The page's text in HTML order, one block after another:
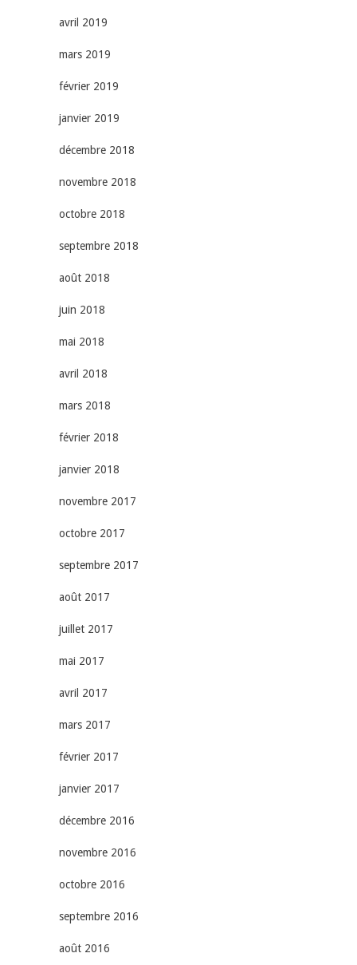
avril 2019
mars 2019
février 2019
janvier 2019
décembre 2018
novembre 2018
octobre 2018
septembre 2018
août 2018
juin 2018
mai 2018
avril 2018
mars 2018
février 2018
janvier 2018
novembre 2017
octobre 2017
septembre 2017
août 2017
juillet 2017
mai 2017
avril 2017
mars 2017
février 2017
janvier 2017
décembre 2016
novembre 2016
octobre 2016
septembre 2016
août 2016